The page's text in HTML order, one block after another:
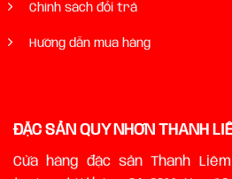
Chính sách đổi trả
Hướng dẫn mua hàng
ĐẶC SẢN QUY NHƠN THANH
Cửa hàng đặc sản Thanh